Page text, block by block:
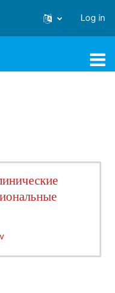
Log in